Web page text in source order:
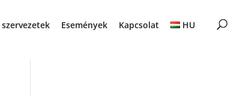
Események Kapcsolat HU